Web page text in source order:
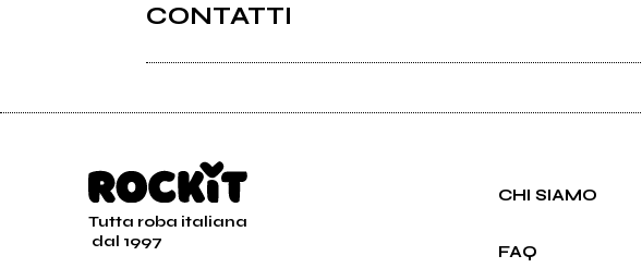
CONTATTI
Tutta roba italiana
dal 1997
CHI SIAMO
FAQ